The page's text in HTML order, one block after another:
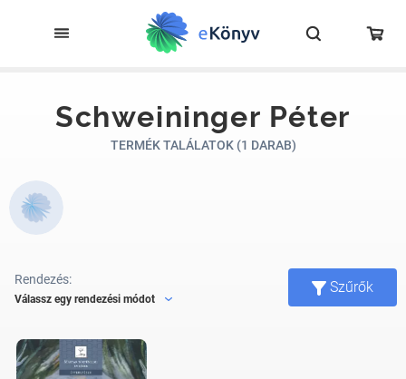
Schweininger Péter
TERMÉK TALÁLATOK (1 DARAB)
Rendezés:
Válassz egy rendezési módot
Szűrők